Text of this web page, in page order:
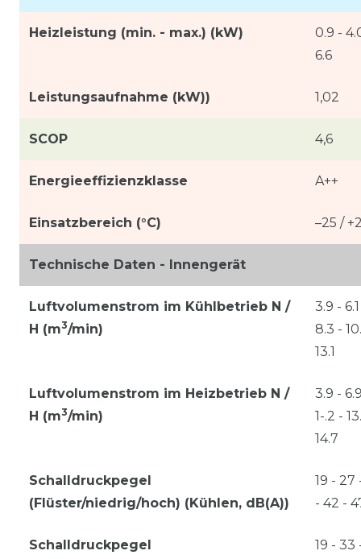
Heizleistung (min. - max.) (kW)
0.9 -
6.6
Leistungsaufnahme (kW)) 1,02
SCOP 4,6
Energieeffizienzklasse A++
Einsatzbereich (°C) –25 /
Technische Daten - Innengerät
Luftvolumenstrom im Kühlbetrieb N /
H (m3/min)
3.9 -
8.3 -
13.1
Luftvolumenstrom im Heizbetrieb N /
H (m3/min)
3.9 -
1-.2 -
14.7
Schalldruckpegel
(Flüster/niedrig/hoch) (Kühlen, dB(A))
19 - 27
- 42 -
Schalldruckpegel
19 - 33